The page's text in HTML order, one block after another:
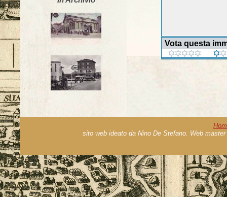
Vota questa
sito web ideato da Nino De Stefano. Web